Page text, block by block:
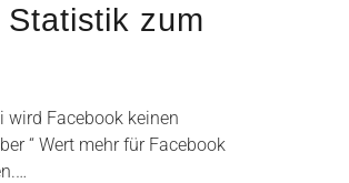
zum
wird Facebook keinen
“ Wert mehr für Facebook